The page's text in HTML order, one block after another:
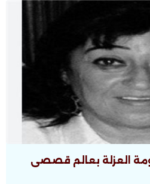
العزلة بعالم قصصى